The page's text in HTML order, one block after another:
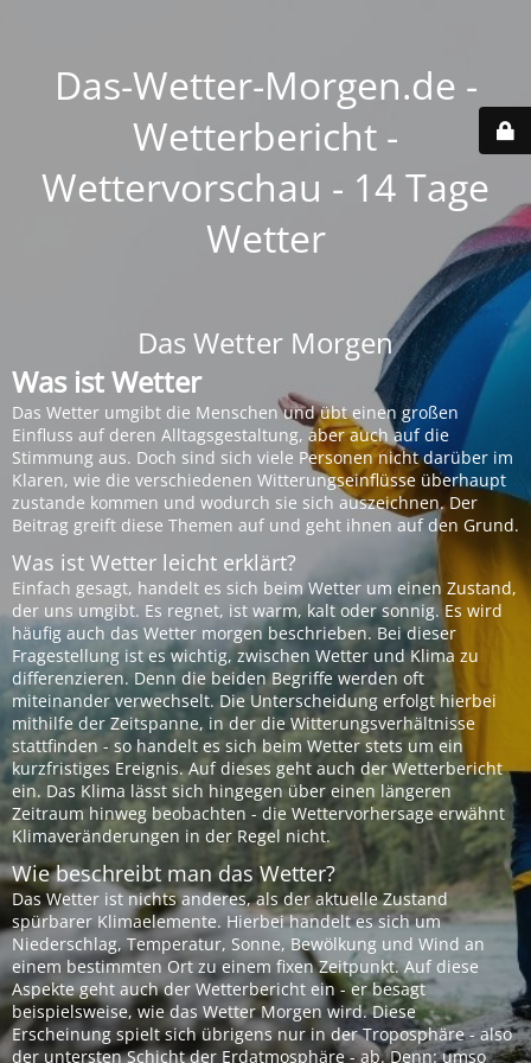
Das-Wetter-Morgen.de -
Wetterbericht -
Wettervorschau - 14 Tage
Wetter
Das Wetter Morgen
Was ist Wetter
Das Wetter umgibt die Menschen und übt einen großen
Einfluss auf deren Alltagsgestaltung, aber auch auf die
Stimmung aus. Doch sind sich viele Personen nicht darüber im
Klaren, wie die verschiedenen Witterungseinflüsse überhaupt
zustande kommen und wodurch sie sich auszeichnen. Der
Beitrag greift diese Themen auf und geht ihnen auf den Grund.
Was ist Wetter leicht erklärt?
Einfach gesagt, handelt es sich beim Wetter um einen Zustand,
der uns umgibt. Es regnet, ist warm, kalt oder sonnig. Es wird
häufig auch das Wetter morgen beschrieben. Bei dieser
Fragestellung ist es wichtig, zwischen Wetter und Klima zu
differenzieren. Denn die beiden Begriffe werden oft
miteinander verwechselt. Die Unterscheidung erfolgt hierbei
mithilfe der Zeitspanne, in der die Witterungsverhältnisse
stattfinden - so handelt es sich beim Wetter stets um ein
kurzfristiges Ereignis. Auf dieses geht auch der Wetterbericht
ein. Das Klima lässt sich hingegen über einen längeren
Zeitraum hinweg beobachten - die Wettervorhersage erwähnt
Klimaveränderungen in der Regel nicht.
Wie beschreibt man das Wetter?
Das Wetter ist nichts anderes, als der aktuelle Zustand
spürbarer Klimaelemente. Hierbei handelt es sich um
Niederschlag, Temperatur, Sonne, Bewölkung und Wind an
einem bestimmten Ort zu einem fixen Zeitpunkt. Auf diese
Aspekte geht auch der Wetterbericht ein - er besagt
beispielsweise, wie das Wetter Morgen wird. Diese
Erscheinung spielt sich übrigens nur in der Troposphäre - also
der untersten Schicht der Erdatmosphäre - ab. Denn: umso